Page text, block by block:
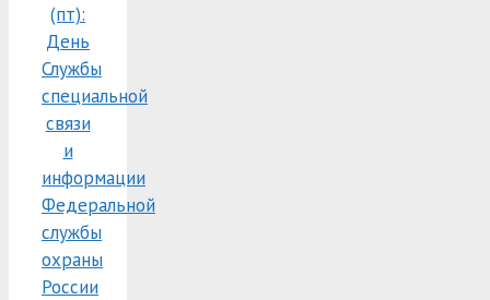
(пт):
День
Службы
специальной
связи
и
информации
Федеральной
службы
охраны
России